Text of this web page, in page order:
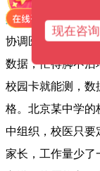
其次，能减轻老师
协调医院、安排班
数据，忙得脚不沾
校园卡就能测，数
格。北京某中学的
中组织，校医只要
家长，工作量少了
现在咨询